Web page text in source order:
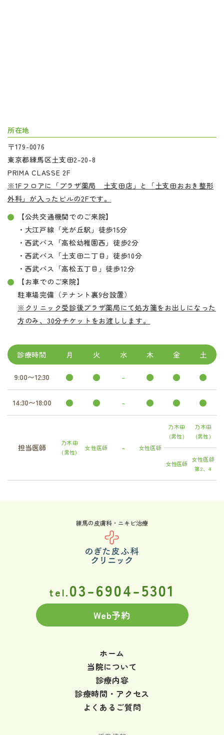
所在地
〒179-0076
東京都練馬区土支田2-20-8
PRIMA CLASSE 2F
※1Fフロアに「プラザ薬局 土支田店」と「土支田おおき整形
外科」が入ったビルの2Fです。
【公共交通機関でのご来院】
・大江戸線「光が丘駅」徒歩15分
・西武バス「高松幼稚園西」徒歩2分
・西武バス「土支田二丁目」徒歩10分
・西武バス「高松五丁目」徒歩12分
【お車でのご来院】
駐車場完備（テナント裏9台設置）
※クリニック受診後プラザ薬局にて処方箋をお出しになった
方のみ、30分チケットをお渡しします。
診療時間 月 火 水 木 金 土
9:00〜12:30 ● ● - ● ● ●
14:30〜18:00 ● ● - ● ● ●
担当医師
乃木田
(男性)
女性医師 - 女性医師
乃木田
(男性)
乃木田
(男性)
女性医師
女性医師
第2、4
練馬の皮膚科・ニキビ治療
tel.03-6904-5301
Web予約
ホーム
当院について
診療内容
診療時間・アクセス
よくあるご質問